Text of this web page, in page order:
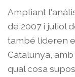
Ampliant
de 2007 i juliol
també lideren
Catalunya,
qual cosa